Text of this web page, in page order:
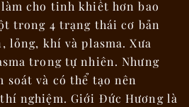
cho tinh khiết hơn bao
trong 4 trạng thái cơ bản
lỏng, khí và plasma. Xưa
trong tự nhiên. Nhưng
soát và có thể tạo nên
nghiệm. Giới Đức Hương là